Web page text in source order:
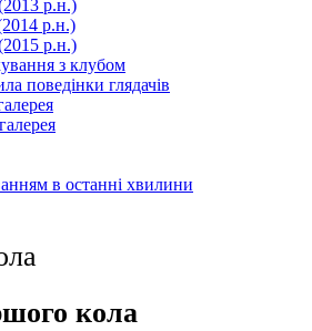
р.н.)
р.н.)
р.н.)
з клубом
поведінки глядачів
кола